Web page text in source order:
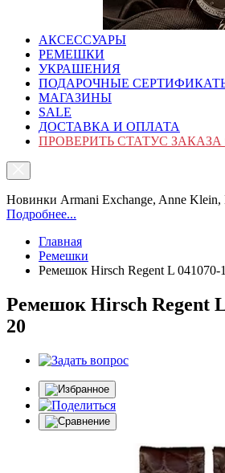
АКСЕССУАРЫ
РЕМЕШКИ
УКРАШЕНИЯ
ПОДАРОЧНЫЕ
МАГАЗИНЫ
SALE
ДОСТАВКА И ОПЛАТА
ПРОВЕРИТЬ СТАТУС ЗАКАЗА
Новинки Armani Exchange, Anne Klein,
Подробнее...
Главная
Ремешки
Ремешок Hirsch Regent L 041070-
Ремешок Hirsch Regent
20